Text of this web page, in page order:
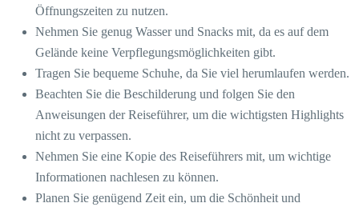
Öffnungszeiten zu nutzen.
Nehmen Sie genug Wasser und Snacks mit, da es auf dem
Gelände keine Verpflegungsmöglichkeiten gibt.
Tragen Sie bequeme Schuhe, da Sie viel herumlaufen werden.
Beachten Sie die Beschilderung und folgen Sie den
Anweisungen der Reiseführer, um die wichtigsten Highlights
nicht zu verpassen.
Nehmen Sie eine Kopie des Reiseführers mit, um wichtige
Informationen nachlesen zu können.
Planen Sie genügend Zeit ein, um die Schönheit und